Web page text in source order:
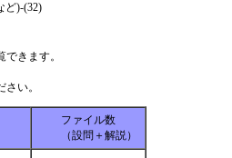
)‐(32)
きます。
い。
ファイル数
（設問＋解説）